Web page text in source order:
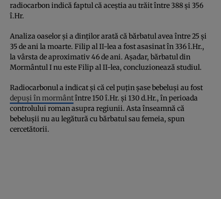
radiocarbon indică faptul că aceștia au trăit între 388 și 356
î.Hr.
Analiza oaselor și a dinților arată că bărbatul avea între 25 și
35 de ani la moarte. Filip al II-lea a fost asasinat în 336 î.Hr.,
la vârsta de aproximativ 46 de ani. Așadar, bărbatul din
Mormântul I nu este Filip al II-lea, concluzionează studiul.
Radiocarbonul a indicat și că cel puțin șase bebeluși au fost
depuși în mormântîntre 150 î.Hr. și 130 d.Hr., în perioada
controlului roman asupra regiunii. Asta înseamnă că
bebelușii nu au legătură cu bărbatul sau femeia, spun
cercetătorii.